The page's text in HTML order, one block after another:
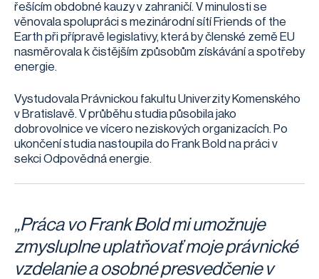
řešícím obdobné kauzy v zahraničí. V minulosti se
věnovala spolupráci s mezinárodní sítí Friends of the
Earth při přípravě legislativy, která by členské země EU
nasměrovala k čistějším způsobům získávání a spotřeby
energie.
Vystudovala Právnickou fakultu Univerzity Komenského
v Bratislavě. V průběhu studia působila jako
dobrovolnice ve vícero neziskových organizacích. Po
ukončení studia nastoupila do Frank Bold na práci v
sekci Odpovědná energie.
„Práca vo Frank Bold mi umožnuje
zmysluplne uplatňovať moje právnické
vzdelanie a osobné presvedčenie v